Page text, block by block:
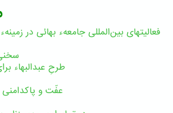
فعالیتهای بین‌المللی جامعهء بهائی در
طرحِ عبدالبهاء
عفّت و پاکدامنی